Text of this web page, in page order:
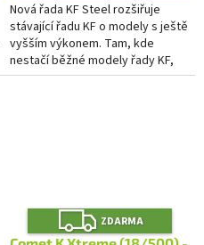
Nová řada KF Steel rozšiřuje
stávající řadu KF o modely s ještě
vyšším výkonem. Tam, kde
nestačí běžné modely řady KF,
přichází modely KF Steel. Tato
Z
D
ZDARMA